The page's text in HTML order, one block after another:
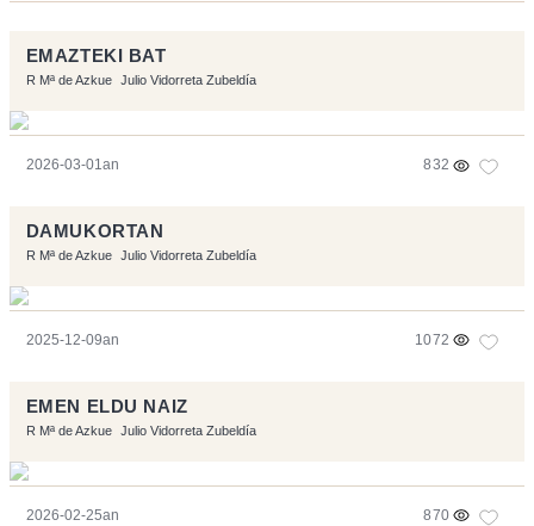
EMAZTEKI BAT
R Mª de Azkue Julio Vidorreta Zubeldía
2026-03-01an 832
DAMUKORTAN
R Mª de Azkue Julio Vidorreta Zubeldía
2025-12-09an 1072
EMEN ELDU NAIZ
R Mª de Azkue Julio Vidorreta Zubeldía
2026-02-25an 870